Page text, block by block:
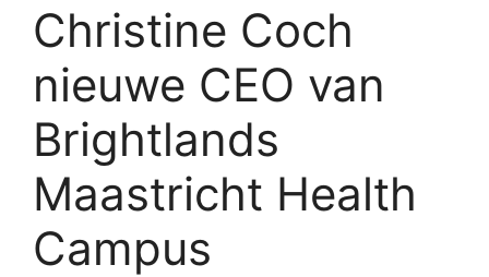
Christine Coch
nieuwe CEO van
Brightlands
Maastricht Health
Campus